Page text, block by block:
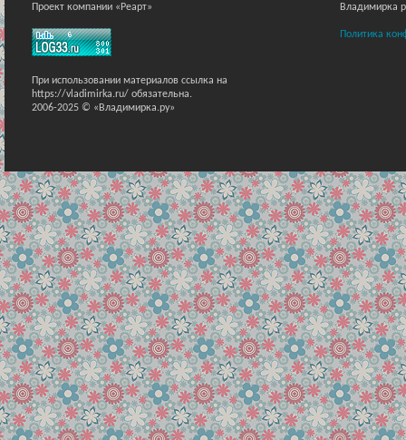
Проект компании «Реарт»
При использовании материалов ссылка на
https://vladimirka.ru/ обязательна.
2006-2025 © «Владимирка.ру»
Владимирка
Политика